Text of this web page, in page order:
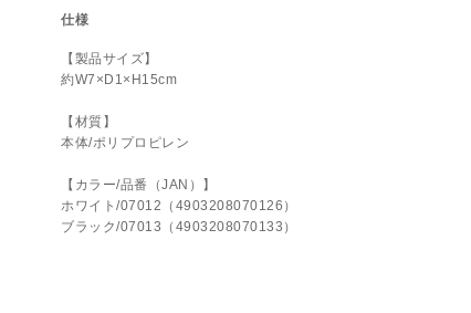
仕様
【製品サイズ】
約W7×D1×H15cm
【材質】
本体/ポリプロピレン
【カラー/品番（JAN）】
ホワイト/07012（4903208070126）
ブラック/07013（4903208070133）